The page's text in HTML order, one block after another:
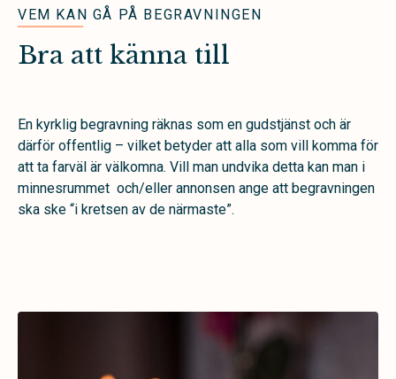
VEM KAN GÅ PÅ BEGRAVNINGEN
Bra att känna till
En kyrklig begravning räknas som en gudstjänst och är
därför offentlig – vilket betyder att alla som vill komma för
att ta farväl är välkomna. Vill man undvika detta kan man i
minnesrummet och/eller annonsen ange att begravningen
ska ske “i kretsen av de närmaste”.